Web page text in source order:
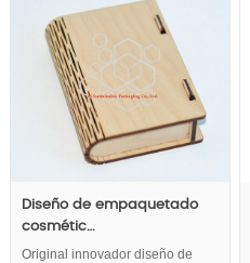
de madera para joyas reloj
decorativo regalo cajas de
embalaje. Esquema de entonado
de colores creativas evitar cajas
de empaquetado de joyería lujo
pesado reloj de madera para ser
Diseño de empaquetado
cosmétic…
Original innovador diseño de